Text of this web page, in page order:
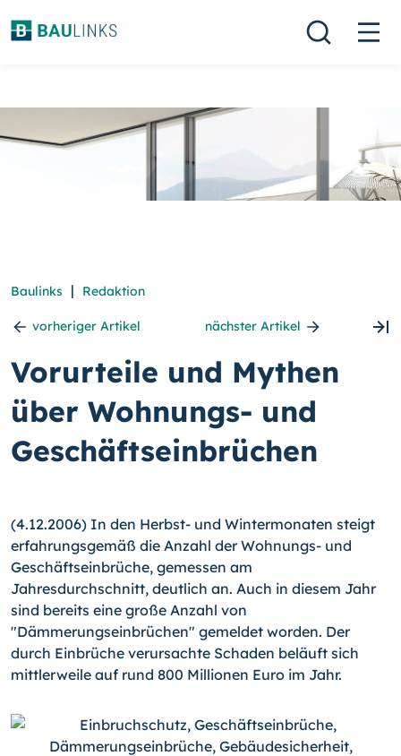
Baulinks | Redaktion
vorheriger Artikel nächster Artikel
Vorurteile und Mythen
über Wohnungs- und
Geschäftseinbrüchen
(4.12.2006) In den Herbst- und Wintermonaten steigt
erfahrungsgemäß die Anzahl der Wohnungs- und
Geschäftseinbrüche, gemessen am
Jahresdurchschnitt, deutlich an. Auch in diesem Jahr
sind bereits eine große Anzahl von
"Dämmerungseinbrüchen" gemeldet worden. Der
durch Einbrüche verursachte Schaden beläuft sich
mittlerweile auf rund 800 Millionen Euro im Jahr.